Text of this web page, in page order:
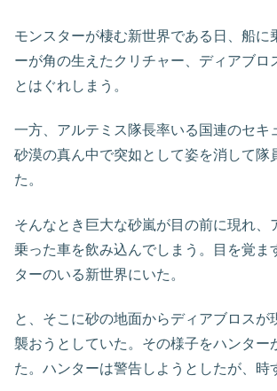
モンスターが棲む新世界である日、船に
ーが角の生えたクリチャー、ディアブロ
とはぐれしまう。
一方、アルテミス隊長率いる国連のセキ
砂漠の真ん中で突如として姿を消して隊
た。
そんなとき巨大な砂嵐が目の前に現れ、
乗った車を飲み込んでしまう。目を覚ま
ターのいる新世界にいた。
と、そこに砂の地面からディアブロスが
襲おうとしていた。その様子をハンター
た。ハンターは警告しようとしたが、時